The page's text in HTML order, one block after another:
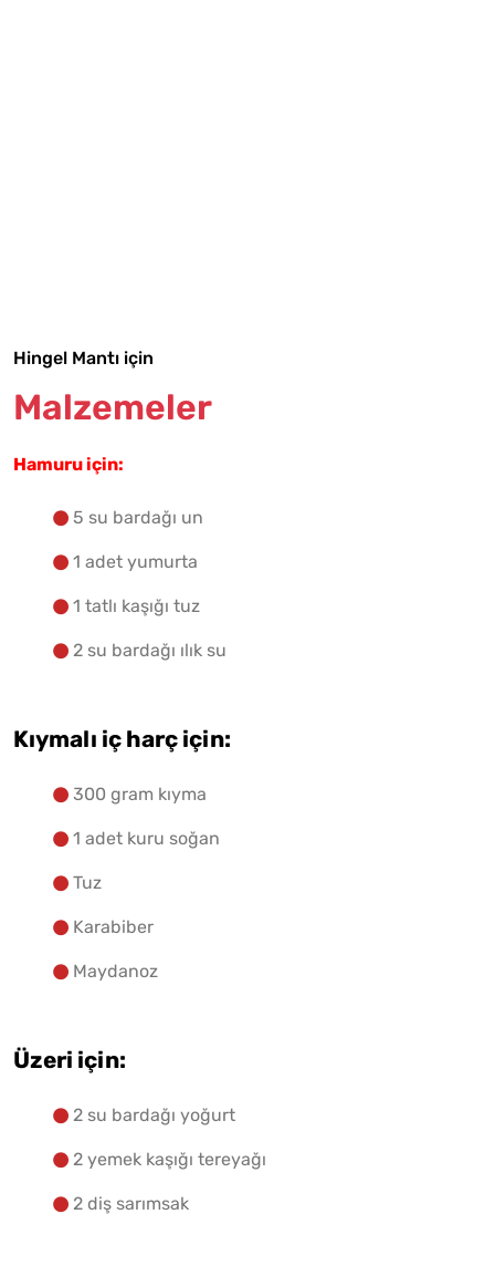
Hingel Mantı için
Malzemeler
Hamuru için:
5 su bardağı un
1 adet yumurta
1 tatlı kaşığı tuz
2 su bardağı ılık su
Kıymalı iç harç için:
300 gram kıyma
1 adet kuru soğan
Tuz
Karabiber
Maydanoz
Üzeri için:
2 su bardağı yoğurt
2 yemek kaşığı tereyağı
2 diş sarımsak